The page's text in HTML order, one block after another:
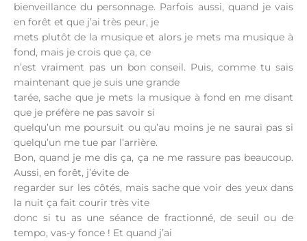
bienveillance du personnage. Parfois aussi, quand je vais
en forêt et que j’ai très peur, je
mets plutôt de la musique et alors je mets ma musique à
fond, mais je crois que ça, ce
n’est vraiment pas un bon conseil. Puis, comme tu sais
maintenant que je suis une grande
tarée, sache que je mets la musique à fond en me disant
que je préfère ne pas savoir si
quelqu’un me poursuit ou qu’au moins je ne saurai pas si
quelqu’un me tue par l’arrière.
Bon, quand je me dis ça, ça ne me rassure pas beaucoup.
Aussi, en forêt, j’évite de
regarder sur les côtés, mais sache que voir des yeux dans
la nuit ça fait courir très vite
donc si tu as une séance de fractionné, de seuil ou de
tempo, vas-y fonce ! Et quand j’ai